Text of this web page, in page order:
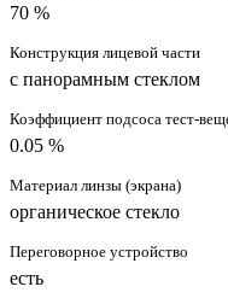
70 %
Конструкция лицевой части
с панорамным стеклом
Коэффициент подсоса тест-
0.05 %
Материал линзы (экрана)
органическое стекло
Переговорное устройство
есть